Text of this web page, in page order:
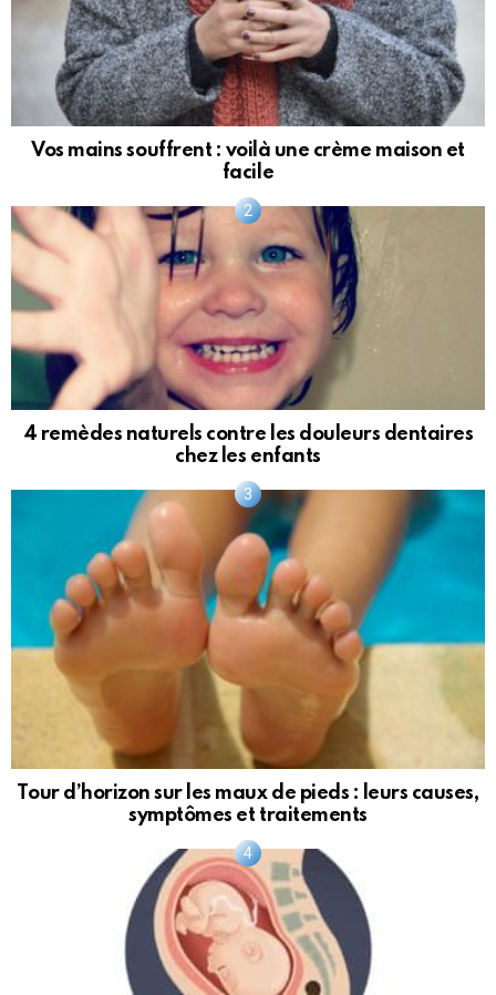
Vos mains souffrent : voilà une crème maison et
facile
4 remèdes naturels contre les douleurs dentaires
chez les enfants
Tour d’horizon sur les maux de pieds : leurs causes,
symptômes et traitements